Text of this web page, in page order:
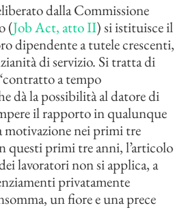
dalla Commissione
(Job Act, atto II) si istituisce il
dipendente a tutele crescenti,
di servizio. Si tratta di
a tempo
dà la possibilità al datore di
il rapporto in qualunque
motivazione nei primi tre
questi primi tre anni, l’articolo
lavoratori non si applica, a
privatamente
un fiore e una prece